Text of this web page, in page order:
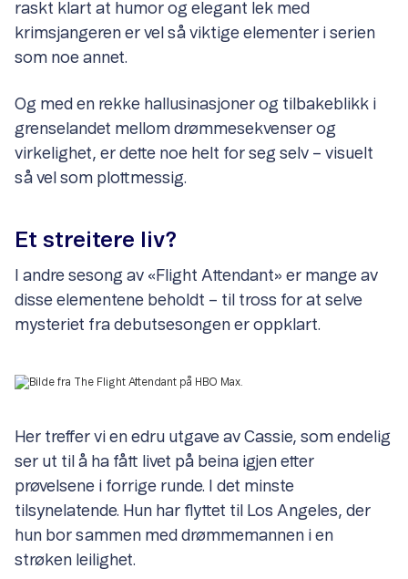
raskt klart at humor og elegant lek med
krimsjangeren er vel så viktige elementer i serien
som noe annet.
Og med en rekke hallusinasjoner og tilbakeblikk i
grenselandet mellom drømmesekvenser og
virkelighet, er dette noe helt for seg selv – visuelt
så vel som plottmessig.
Et streitere liv?
I andre sesong av «Flight Attendant» er mange av
disse elementene beholdt – til tross for at selve
mysteriet fra debutsesongen er oppklart.
Her treffer vi en edru utgave av Cassie, som endelig
ser ut til å ha fått livet på beina igjen etter
prøvelsene i forrige runde. I det minste
tilsynelatende. Hun har flyttet til Los Angeles, der
hun bor sammen med drømmemannen i en
strøken leilighet.